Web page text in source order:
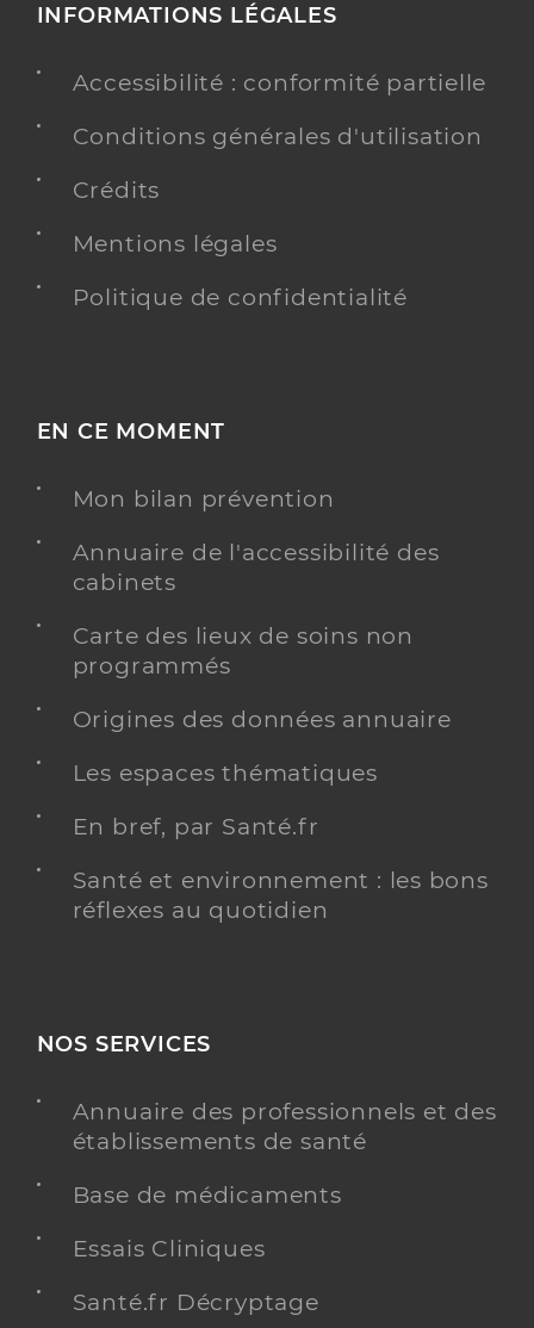
INFORMATIONS LÉGALES
Accessibilité : conformité partielle
Conditions générales d'utilisation
Crédits
Mentions légales
Politique de confidentialité
EN CE MOMENT
Mon bilan prévention
Annuaire de l'accessibilité des
cabinets
Carte des lieux de soins non
programmés
Origines des données annuaire
Les espaces thématiques
En bref, par Santé.fr
Santé et environnement : les bons
réflexes au quotidien
NOS SERVICES
Annuaire des professionnels et des
établissements de santé
Base de médicaments
Essais Cliniques
Santé.fr Décryptage